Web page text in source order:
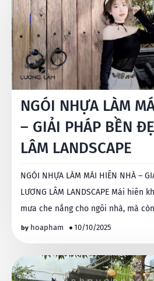
NGÓI NHỰA LÀM
– GIẢI PHÁP BỀN
LÂM LANDSCAPE
NGÓI NHỰA LÀM MÁI HIÊN NHÀ –
LƯƠNG LÂM LANDSCAPE Mái hiên
mưa che nắng cho ngôi nhà, mà
t… hoapham 10/10/2025